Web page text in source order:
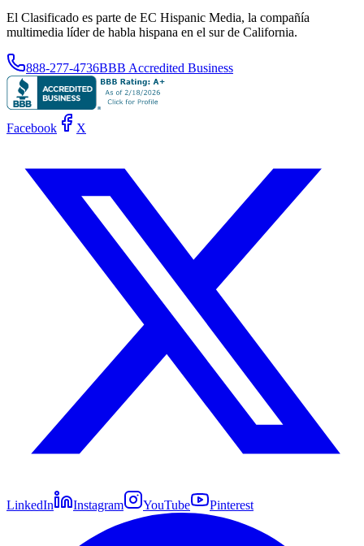
El Clasificado es parte de EC Hispanic Media, la compañía
multimedia líder de habla hispana en el sur de California.
888-277-4736BBB Accredited Business
Facebook X
LinkedIn Instagram YouTube Pinterest